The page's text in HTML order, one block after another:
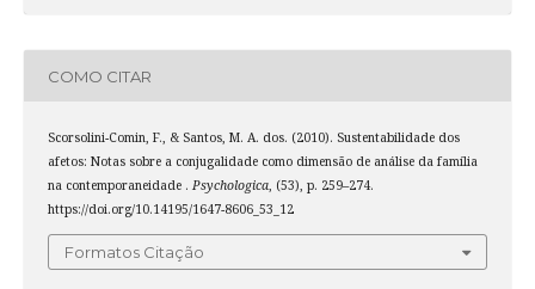
COMO CITAR
Scorsolini-Comin, F., & Santos, M. A. dos. (2010). Sustentabilidade dos
afetos: Notas sobre a conjugalidade como dimensão de análise da família
na contemporaneidade . Psychologica, (53), p. 259–274.
https://doi.org/10.14195/1647-8606_53_12
Formatos Citação